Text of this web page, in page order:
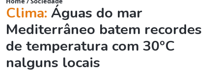
Clima: Águas do mar
Mediterrâneo batem recordes
de temperatura com 30ºC
nalguns locais